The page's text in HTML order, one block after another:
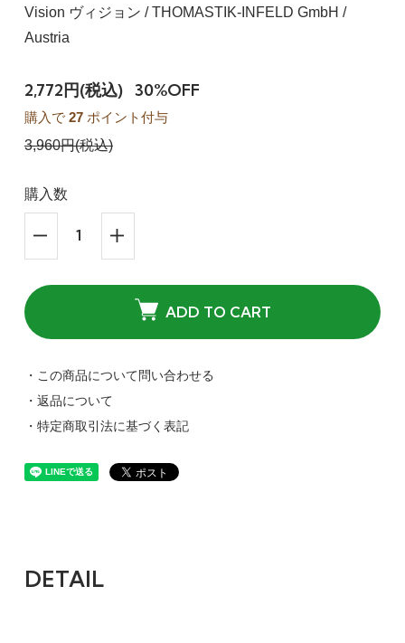
Vision ヴィジョン / THOMASTIK-INFELD GmbH /
Austria
2,772円(税込) 30%OFF
購入で 27ポイント付与
3,960円(税込)
購入数
ADD TO CART
・この商品について問い合わせる
・返品について
・特定商取引法に基づく表記
DETAIL